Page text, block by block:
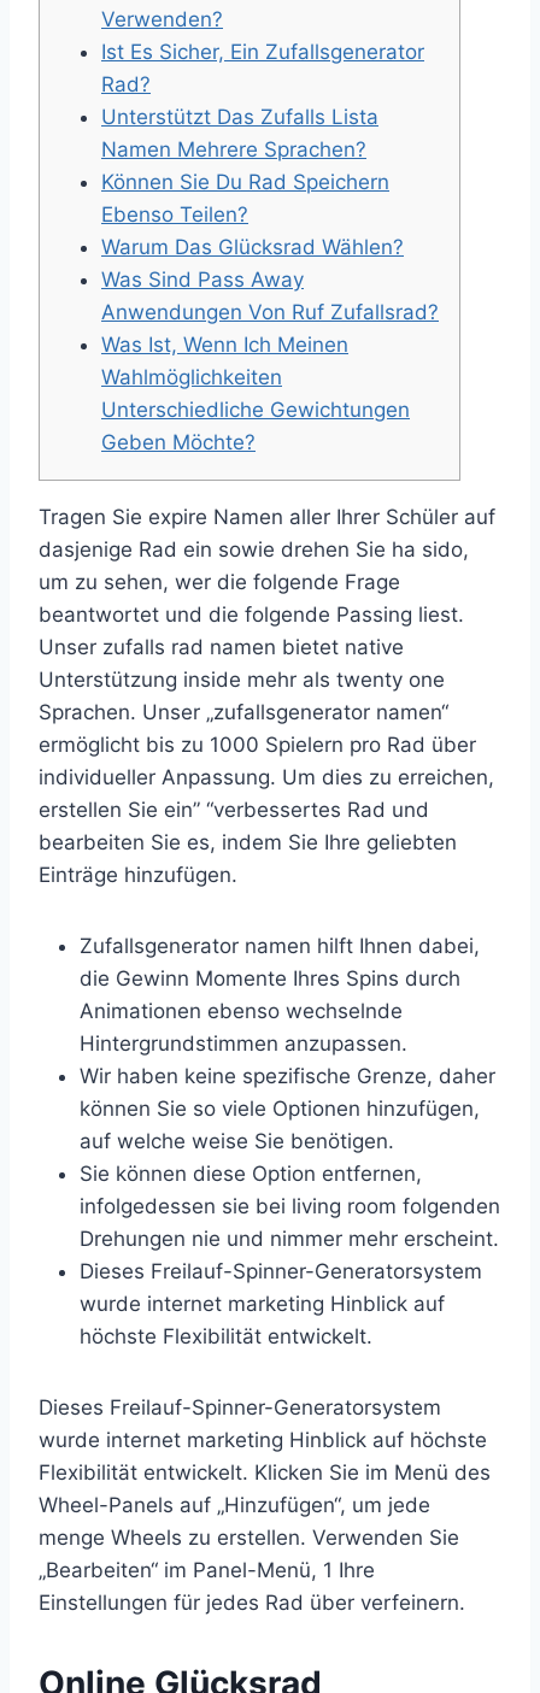
Verwenden?
Ist Es Sicher, Ein Zufallsgenerator
Rad?
Unterstützt Das Zufalls Lista
Namen Mehrere Sprachen?
Können Sie Du Rad Speichern
Ebenso Teilen?
Warum Das Glücksrad Wählen?
Was Sind Pass Away
Anwendungen Von Ruf Zufallsrad?
Was Ist, Wenn Ich Meinen
Wahlmöglichkeiten
Unterschiedliche Gewichtungen
Geben Möchte?
Tragen Sie expire Namen aller Ihrer Schüler auf
dasjenige Rad ein sowie drehen Sie ha sido,
um zu sehen, wer die folgende Frage
beantwortet und die folgende Passing liest.
Unser zufalls rad namen bietet native
Unterstützung inside mehr als twenty one
Sprachen. Unser „zufallsgenerator namen“
ermöglicht bis zu 1000 Spielern pro Rad über
individueller Anpassung. Um dies zu erreichen,
erstellen Sie ein” “verbessertes Rad und
bearbeiten Sie es, indem Sie Ihre geliebten
Einträge hinzufügen.
Zufallsgenerator namen hilft Ihnen dabei,
die Gewinn Momente Ihres Spins durch
Animationen ebenso wechselnde
Hintergrundstimmen anzupassen.
Wir haben keine spezifische Grenze, daher
können Sie so viele Optionen hinzufügen,
auf welche weise Sie benötigen.
Sie können diese Option entfernen,
infolgedessen sie bei living room folgenden
Drehungen nie und nimmer mehr erscheint.
Dieses Freilauf-Spinner-Generatorsystem
wurde internet marketing Hinblick auf
höchste Flexibilität entwickelt.
Dieses Freilauf-Spinner-Generatorsystem
wurde internet marketing Hinblick auf höchste
Flexibilität entwickelt. Klicken Sie im Menü des
Wheel-Panels auf „Hinzufügen“, um jede
menge Wheels zu erstellen. Verwenden Sie
„Bearbeiten“ im Panel-Menü, 1 Ihre
Einstellungen für jedes Rad über verfeinern.
Online Glücksrad